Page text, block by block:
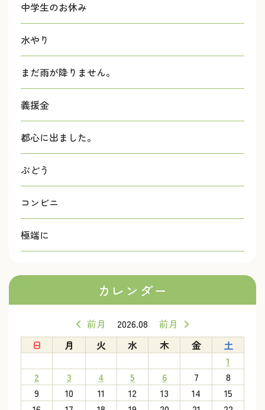
中学生のお休み
水やり
まだ雨が降りません。
義援金
都心に出ました。
ぶどう
コンビニ
極端に
カレンダー
前月 2026.08
前月
日
月 火 水 木 金
土
1
2
3 4 5 6 7
8
9
10 11 12 13 14
15